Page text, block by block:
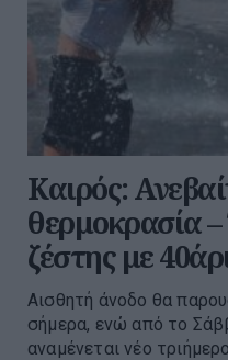
Καιρός:
θερμοκρασία
ζέστης με
Αισθητή άνοδο θα
σήμερα, ενώ από το
αναμένεται νέο